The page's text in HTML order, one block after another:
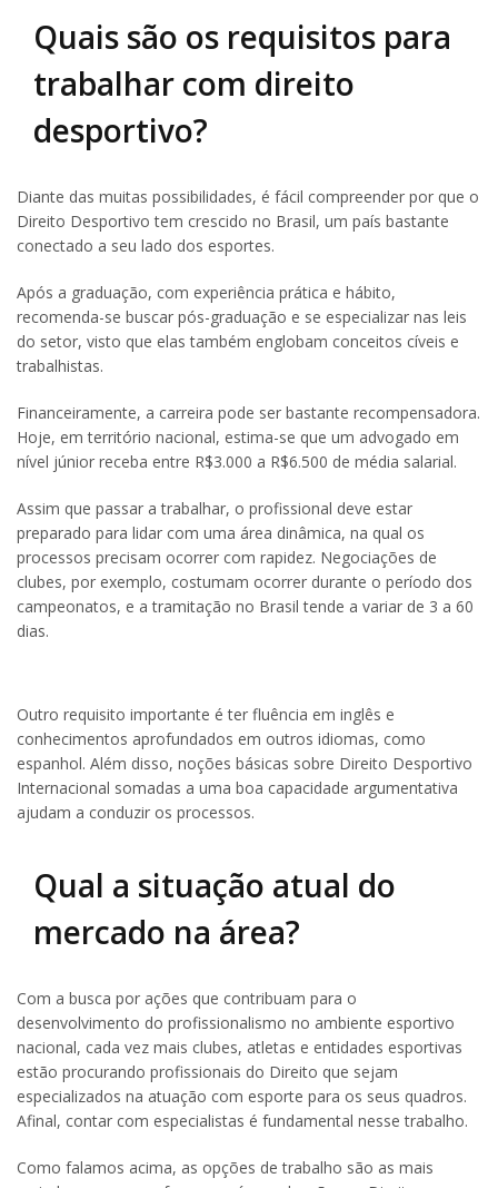
Quais são os requisitos para
trabalhar com direito
desportivo?
Diante das muitas possibilidades, é fácil compreender por que o
Direito Desportivo tem crescido no Brasil, um país bastante
conectado a seu lado dos esportes.
Após a graduação, com experiência prática e hábito,
recomenda-se buscar pós-graduação e se especializar nas leis
do setor, visto que elas também englobam conceitos cíveis e
trabalhistas.
Financeiramente, a carreira pode ser bastante recompensadora.
Hoje, em território nacional, estima-se que um advogado em
nível júnior receba entre R$3.000 a R$6.500 de média salarial.
Assim que passar a trabalhar, o profissional deve estar
preparado para lidar com uma área dinâmica, na qual os
processos precisam ocorrer com rapidez. Negociações de
clubes, por exemplo, costumam ocorrer durante o período dos
campeonatos, e a tramitação no Brasil tende a variar de 3 a 60
dias.
Outro requisito importante é ter fluência em inglês e
conhecimentos aprofundados em outros idiomas, como
espanhol. Além disso, noções básicas sobre Direito Desportivo
Internacional somadas a uma boa capacidade argumentativa
ajudam a conduzir os processos.
Qual a situação atual do
mercado na área?
Com a busca por ações que contribuam para o
desenvolvimento do profissionalismo no ambiente esportivo
nacional, cada vez mais clubes, atletas e entidades esportivas
estão procurando profissionais do Direito que sejam
especializados na atuação com esporte para os seus quadros.
Afinal, contar com especialistas é fundamental nesse trabalho.
Como falamos acima, as opções de trabalho são as mais